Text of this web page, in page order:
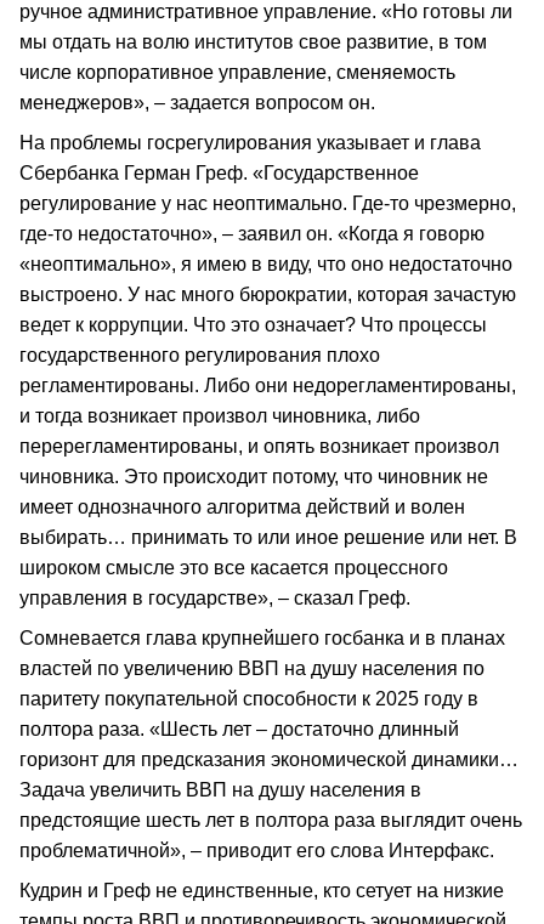
ручное административное управление. «Но готовы ли
мы отдать на волю институтов свое развитие, в том
числе корпоративное управление, сменяемость
менеджеров», – задается вопросом он.
На проблемы госрегулирования указывает и глава
Сбербанка Герман Греф. «Государственное
регулирование у нас неоптимально. Где-то чрезмерно,
где-то недостаточно», – заявил он. «Когда я говорю
«неоптимально», я имею в виду, что оно недостаточно
выстроено. У нас много бюрократии, которая зачастую
ведет к коррупции. Что это означает? Что процессы
государственного регулирования плохо
регламентированы. Либо они недорегламентированы,
и тогда возникает произвол чиновника, либо
перерегламентированы, и опять возникает произвол
чиновника. Это происходит потому, что чиновник не
имеет однозначного алгоритма действий и волен
выбирать… принимать то или иное решение или нет. В
широком смысле это все касается процессного
управления в государстве», – сказал Греф.
Сомневается глава крупнейшего госбанка и в планах
властей по увеличению ВВП на душу населения по
паритету покупательной способности к 2025 году в
полтора раза. «Шесть лет – достаточно длинный
горизонт для предсказания экономической динамики…
Задача увеличить ВВП на душу населения в
предстоящие шесть лет в полтора раза выглядит очень
проблематичной», – приводит его слова Интерфакс.
Кудрин и Греф не единственные, кто сетует на низкие